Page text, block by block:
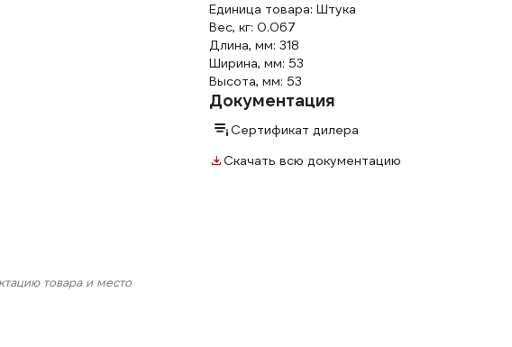
товара и место
Единица товара: Штука
Вес, кг: 0.067
Длина, мм: 318
Ширина, мм: 53
Высота, мм: 53
Документация
Сертификат дилера
Скачать всю документацию